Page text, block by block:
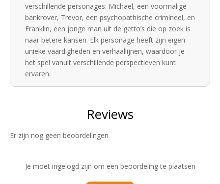
verschillende personages: Michael, een voormalige
bankrover, Trevor, een psychopathische crimineel, en
Franklin, een jonge man uit de getto’s die op zoek is
naar betere kansen. Elk personage heeft zijn eigen
unieke vaardigheden en verhaallijnen, waardoor je
het spel vanuit verschillende perspectieven kunt
ervaren.
missies voltooien om het verhaal vooruit te helpen,
racen, duiken, jagen en zelfs yoga. De keuzes die je
Er zijn nog geen beoordelingen
Je moet ingelogd zijn om een beoordeling te plaatsen